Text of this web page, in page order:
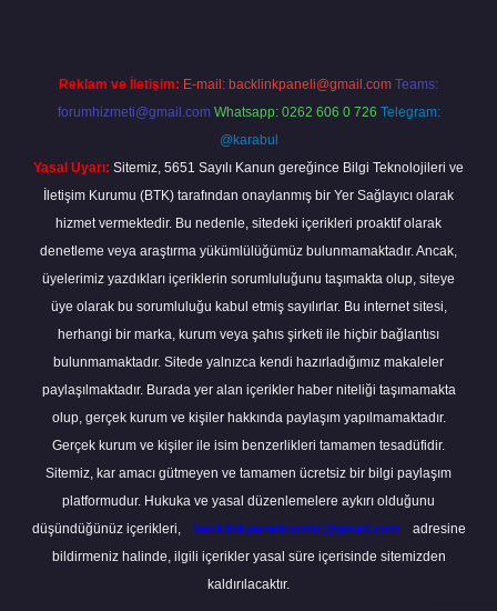
Reklam ve İletişim: E-mail: backlinkpaneli@gmail.com Teams:
forumhizmeti@gmail.com Whatsapp: 0262 606 0 726 Telegram:
@karabul
Yasal Uyarı: Sitemiz, 5651 Sayılı Kanun gereğince Bilgi Teknolojileri ve
İletişim Kurumu (BTK) tarafından onaylanmış bir Yer Sağlayıcı olarak
hizmet vermektedir. Bu nedenle, sitedeki içerikleri proaktif olarak
denetleme veya araştırma yükümlülüğümüz bulunmamaktadır. Ancak,
üyelerimiz yazdıkları içeriklerin sorumluluğunu taşımakta olup, siteye
üye olarak bu sorumluluğu kabul etmiş sayılırlar. Bu internet sitesi,
herhangi bir marka, kurum veya şahıs şirketi ile hiçbir bağlantısı
bulunmamaktadır. Sitede yalnızca kendi hazırladığımız makaleler
paylaşılmaktadır. Burada yer alan içerikler haber niteliği taşımamakta
olup, gerçek kurum ve kişiler hakkında paylaşım yapılmamaktadır.
Gerçek kurum ve kişiler ile isim benzerlikleri tamamen tesadüfidir.
Sitemiz, kar amacı gütmeyen ve tamamen ücretsiz bir bilgi paylaşım
platformudur. Hukuka ve yasal düzenlemelere aykırı olduğunu
düşündüğünüz içerikleri,
backlinkpanelicomtr@gmail.com
adresine
bildirmeniz halinde, ilgili içerikler yasal süre içerisinde sitemizden
kaldırılacaktır.